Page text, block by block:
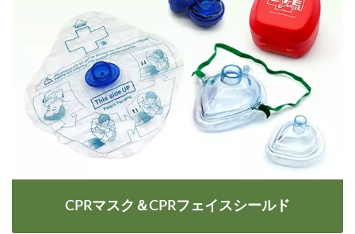
CPRマスク＆CPRフェイスシールド